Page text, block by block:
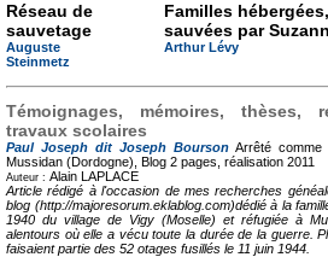
Réseau de
sauvetage
Auguste
Steinmetz
Familles
sauvées par
Arthur Lévy
Témoignages, mémoires, thèses,
travaux scolaires
Paul Joseph dit Joseph Bourson Arrêté
Mussidan (Dordogne), Blog 2 pages, réalisation 2011
Auteur : Alain LAPLACE
Article rédigé à l'occasion de mes recherches
blog (http://majoresorum.eklablog.com)dédié à la
1940 du village de Vigy (Moselle) et réfugiée à
alentours où elle a vécu toute la durée de la guerre.
faisaient partie des 52 otages fusillés le 11 juin 1944.